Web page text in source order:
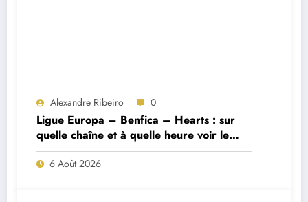
Alexandre Ribeiro 0
Ligue Europa – Benfica – Hearts : sur
quelle chaîne et à quelle heure voir le
match ?
6 Août 2026